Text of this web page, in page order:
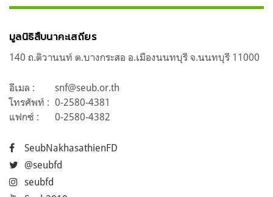
มูลนิธิสืบนาคะเสถียร
140 ถ.ติวานนท์ ต.บางกระสอ อ.เมืองนนทบุรี จ.นนทบุรี 11000
อีเมล :
snf@seub.or.th
โทรศัพท์ : 0-2580-4381
แฟกซ์ :
0-2580-4382
SeubNakhasathienFD
@seubfd
seubfd